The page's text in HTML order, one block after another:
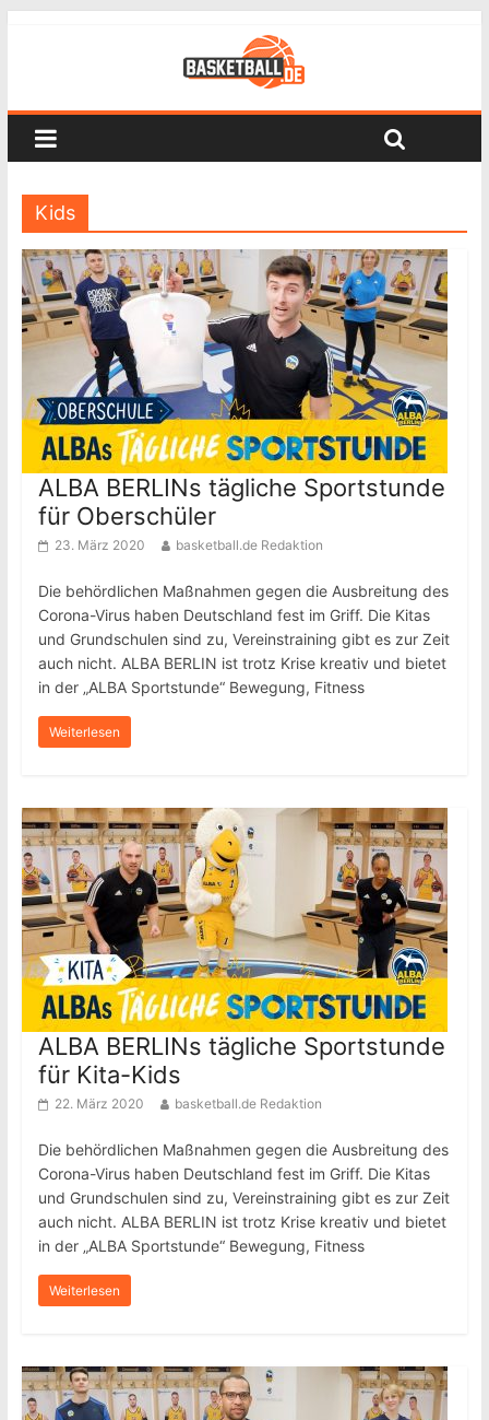
Kids
ALBA BERLINs tägliche Sportstunde
für Oberschüler
23. März 2020 basketball.de Redaktion
Die behördlichen Maßnahmen gegen die Ausbreitung des
Corona-Virus haben Deutschland fest im Griff. Die Kitas
und Grundschulen sind zu, Vereinstraining gibt es zur Zeit
auch nicht. ALBA BERLIN ist trotz Krise kreativ und bietet
in der „ALBA Sportstunde“ Bewegung, Fitness
Weiterlesen
ALBA BERLINs tägliche Sportstunde
für Kita-Kids
22. März 2020 basketball.de Redaktion
Die behördlichen Maßnahmen gegen die Ausbreitung des
Corona-Virus haben Deutschland fest im Griff. Die Kitas
und Grundschulen sind zu, Vereinstraining gibt es zur Zeit
auch nicht. ALBA BERLIN ist trotz Krise kreativ und bietet
in der „ALBA Sportstunde“ Bewegung, Fitness
Weiterlesen